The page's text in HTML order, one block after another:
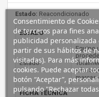
Estado: Reacondicionado
ESTADO
Estado:
Equipo
año.
marcas
FICHA TÉCNICA
Consentimiento de
de terceros para fines
publicidad
partir de sus hábitos de
visitadas). Para más
cookies. Puede aceptar
botón “Aceptar”,
pulsando "Rechazar